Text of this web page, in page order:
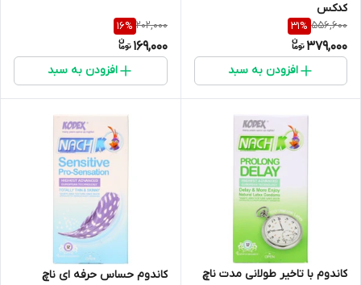
کدکس
556,600
31%
379,000
افزودن به سبد
202,000
16%
169,000
افزودن به سبد
کاندوم با تاخیر طولانی مدت ناچ کاندوم حساس حرفه ای ناچ